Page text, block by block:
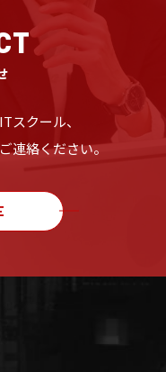
ITスクール、
連絡ください。